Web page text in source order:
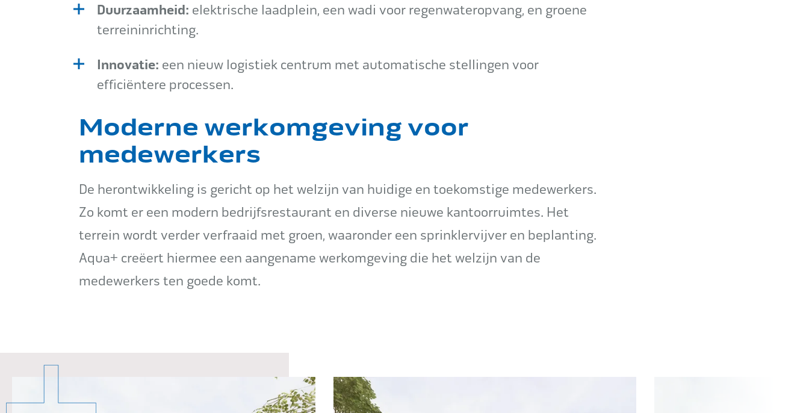
Duurzaamheid: elektrische laadplein, een wadi voor regenwateropvang, en groene
terreininrichting.
Innovatie: een nieuw logistiek centrum met automatische stellingen voor
efficiëntere processen.
Moderne werkomgeving voor
medewerkers
De herontwikkeling is gericht op het welzijn van huidige en toekomstige medewerkers.
Zo komt er een modern bedrijfsrestaurant en diverse nieuwe kantoorruimtes. Het
terrein wordt verder verfraaid met groen, waaronder een sprinklervijver en beplanting.
Aqua+ creëert hiermee een aangename werkomgeving die het welzijn van de
medewerkers ten goede komt.